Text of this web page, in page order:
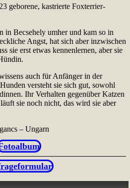
geborene, kastrierte Foxterrier-
in Becsehely umher und kam so in
Angst, hat sich aber inzwischen
sie erst etwas kennenlernen, aber sie
auch für Anfänger in der
versteht sie sich gut, sowohl
Ihr Verhalten gegenüber Katzen
sie noch nicht, das wird sie aber
– Ungarn